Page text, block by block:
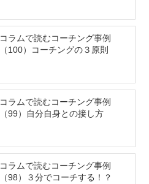
コラムで読むコーチング事例
（100）コーチングの３原則
コラムで読むコーチング事例
（99）自分自身との接し方
コラムで読むコーチング事例
（98）３分でコーチする！？